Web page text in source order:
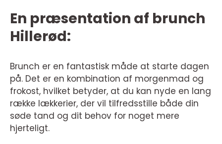
En præsentation af brunch
Hillerød:
Brunch er en fantastisk måde at starte dagen
på. Det er en kombination af morgenmad og
frokost, hvilket betyder, at du kan nyde en lang
række lækkerier, der vil tilfredsstille både din
søde tand og dit behov for noget mere
hjerteligt.